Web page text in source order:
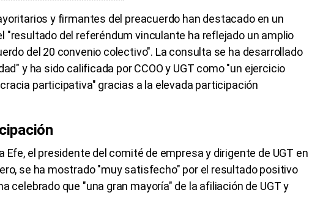
y firmantes del preacuerdo han destacado en un
"resultado del referéndum vinculante ha reflejado un amplio
del 20 convenio colectivo". La consulta se ha desarrollado
y ha sido calificada por CCOO y UGT como "un ejercicio
participativa" gracias a la elevada participación
Efe, el presidente del comité de empresa y dirigente de UGT en
se ha mostrado "muy satisfecho" por el resultado positivo
celebrado que "una gran mayoría" de la afiliación de UGT y